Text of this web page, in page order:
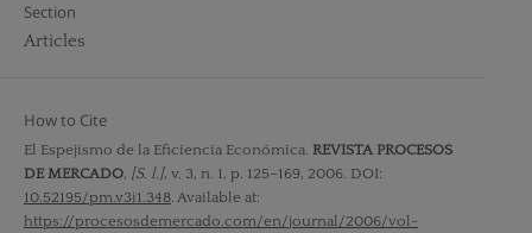
Section
Articles
How to Cite
El Espejismo de la Eficiencia Económica. REVISTA PROCESOS
DE MERCADO, [S. l.], v. 3, n. 1, p. 125–169, 2006. DOI:
10.52195/pm.v3i1.348. Available at:
https://procesosdemercado.com/en/journal/2006/vol-